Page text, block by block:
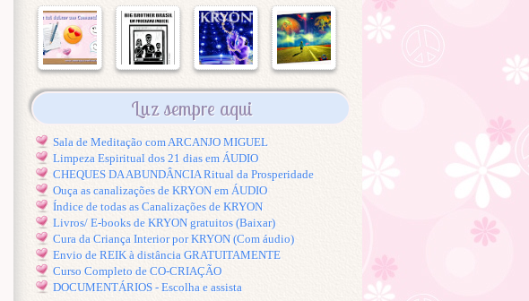
Luz sempre aqui
Sala de Meditação com ARCANJO MIGUEL
Limpeza Espiritual dos 21 dias em ÁUDIO
CHEQUES DA ABUNDÂNCIA Ritual da Prosperidade
Ouça as canalizações de KRYON em ÁUDIO
Índice de todas as Canalizações de KRYON
Livros/ E-books de KRYON gratuitos (Baixar)
Cura da Criança Interior por KRYON (Com áudio)
Envio de REIK à distância GRATUITAMENTE
Curso Completo de CO-CRIAÇÃO
DOCUMENTÁRIOS - Escolha e assista